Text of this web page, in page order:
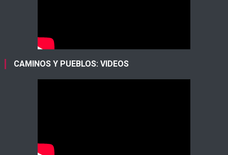
CAMINOS Y PUEBLOS: VIDEOS